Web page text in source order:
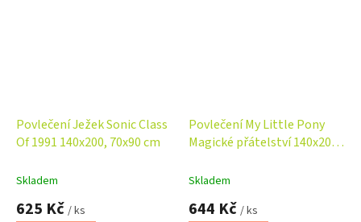
Povlečení Ježek Sonic Class
Of 1991 140x200, 70x90 cm
Skladem
625 Kč / ks
Povlečení My Little Pony
Magické přátelství 140x200,
Skladem
644 Kč / ks